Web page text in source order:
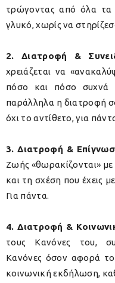
τρώγοντας από όλα τα
γλυκό, χωρίς να
2. Διατροφή &
χρειάζεται να
πόσο και πόσο συχνά
παράλληλα η διατροφή
όχι το αντίθετο, για
3. Διατροφή &
Ζωής «θωρακίζονται» με
και τη σχέση που έχεις
Για πάντα.
4. Διατροφή &
τους Κανόνες του,
Κανόνες όσον αφορά
κοινωνική εκδήλωση,